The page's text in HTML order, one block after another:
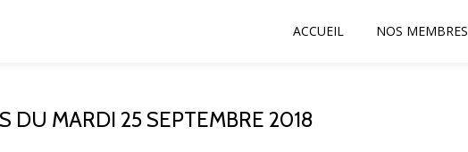
ACCUEIL NOS MEMBRES
DU MARDI 25 SEPTEMBRE 2018